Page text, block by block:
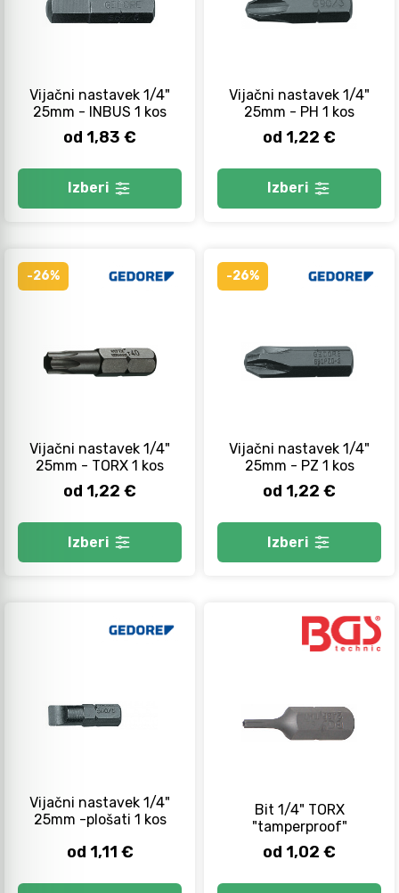
Vijačni nastavek 1/4"
25mm - INBUS 1 kos
od 1,83 €
Izberi
Vijačni nastavek 1/4"
25mm - PH 1 kos
od 1,22 €
Izberi
-26%
Vijačni nastavek 1/4"
25mm - TORX 1 kos
od 1,22 €
Izberi
-26%
Vijačni nastavek 1/4"
25mm - PZ 1 kos
od 1,22 €
Izberi
Vijačni nastavek 1/4"
25mm -plošati 1 kos
od 1,11 €
Bit 1/4" TORX
"tamperproof"
od 1,02 €
Točkala, dleta, luknjači in pile
Vzvodi in primeži
Svetila
Inštalatersko orodje
Krivilci cevi
Tesarsko orodje
Orodje za kolesa